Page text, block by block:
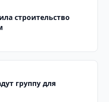
строительство
группу для